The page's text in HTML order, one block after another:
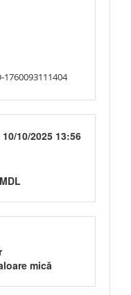
10/10/2025 13:56
mică